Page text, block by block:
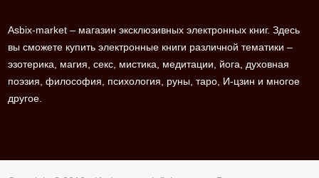
Asbix-market – магазин эксклюзивных электронных книг. Здесь
вы сможете купить электронные книги различной тематики –
эзотерика, магия, секс, мистика, медитации, йога, духовная
поэзия, философия, психология, руны, таро, И-цзин и многое
другое.